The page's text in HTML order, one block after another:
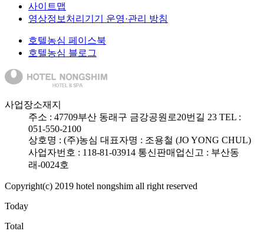
사이트맵
영상정보처리기기 운영·관리 방침
호텔농심 페이스북
호텔농심 블로그
사업장소재지
주소 : 47709부산 동래구 금강공원로20번길 23 TEL :
051-550-2100
상호명 : (주)농심 대표자명 : 조용철 (JO YONG CHUL)
사업자번호 : 118-81-03914 통신판매업신고 : 부산동
래-0024호
Copyright(c) 2019 hotel nongshim all right reserved
Today
Total